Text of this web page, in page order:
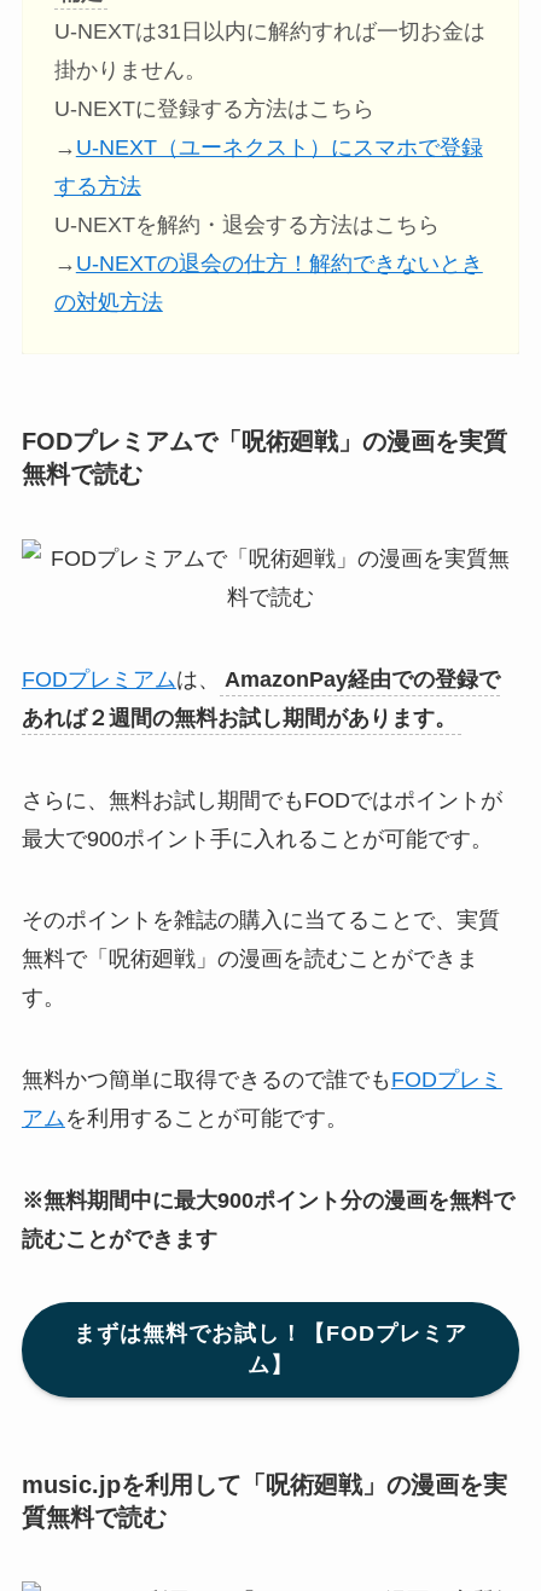
U-NEXTは31日以内に解約すれば一切お金は
掛かりません。
U-NEXTに登録する方法はこちら
→ U-NEXT（ユーネクスト）にスマホで登録
する方法
U-NEXTを解約・退会する方法はこちら
→ U-NEXTの退会の仕方！解約できないとき
の対処方法
FODプレミアムで「呪術廻戦」の漫画を実質
無料で読む
FODプレミアムは、
AmazonPay経由での登録で
あれば２週間の無料お試し期間があります。
さらに、無料お試し期間でもFODではポイントが
最大で900ポイント手に入れることが可能です。
そのポイントを雑誌の購入に当てることで、実質
無料で「呪術廻戦」の漫画を読むことができま
す。
無料かつ簡単に取得できるので誰でも FODプレミ
アムを利用することが可能です。
※無料期間中に最大900ポイント分の漫画を無料で
読むことができます
まずは無料でお試し！【FODプレミア
ム】
music.jpを利用して「呪術廻戦」の漫画を実
質無料で読む